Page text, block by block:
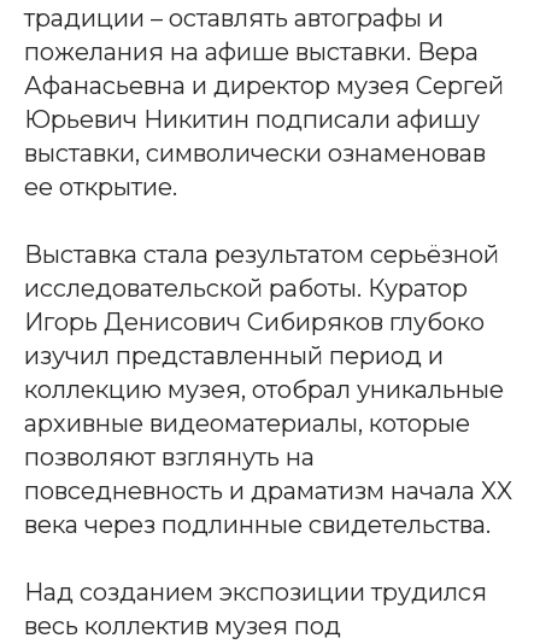
традиции – оставлять автографы и
пожелания на афише выставки. Вера
Афанасьевна и директор музея Сергей
Юрьевич Никитин подписали афишу
выставки, символически ознаменовав
ее открытие.
Выставка стала результатом серьёзной
исследовательской работы. Куратор
Игорь Денисович Сибиряков глубоко
изучил представленный период и
коллекцию музея, отобрал уникальные
архивные видеоматериалы, которые
позволяют взглянуть на
повседневность и драматизм начала XX
века через подлинные свидетельства.
Над созданием экспозиции трудился
весь коллектив музея под